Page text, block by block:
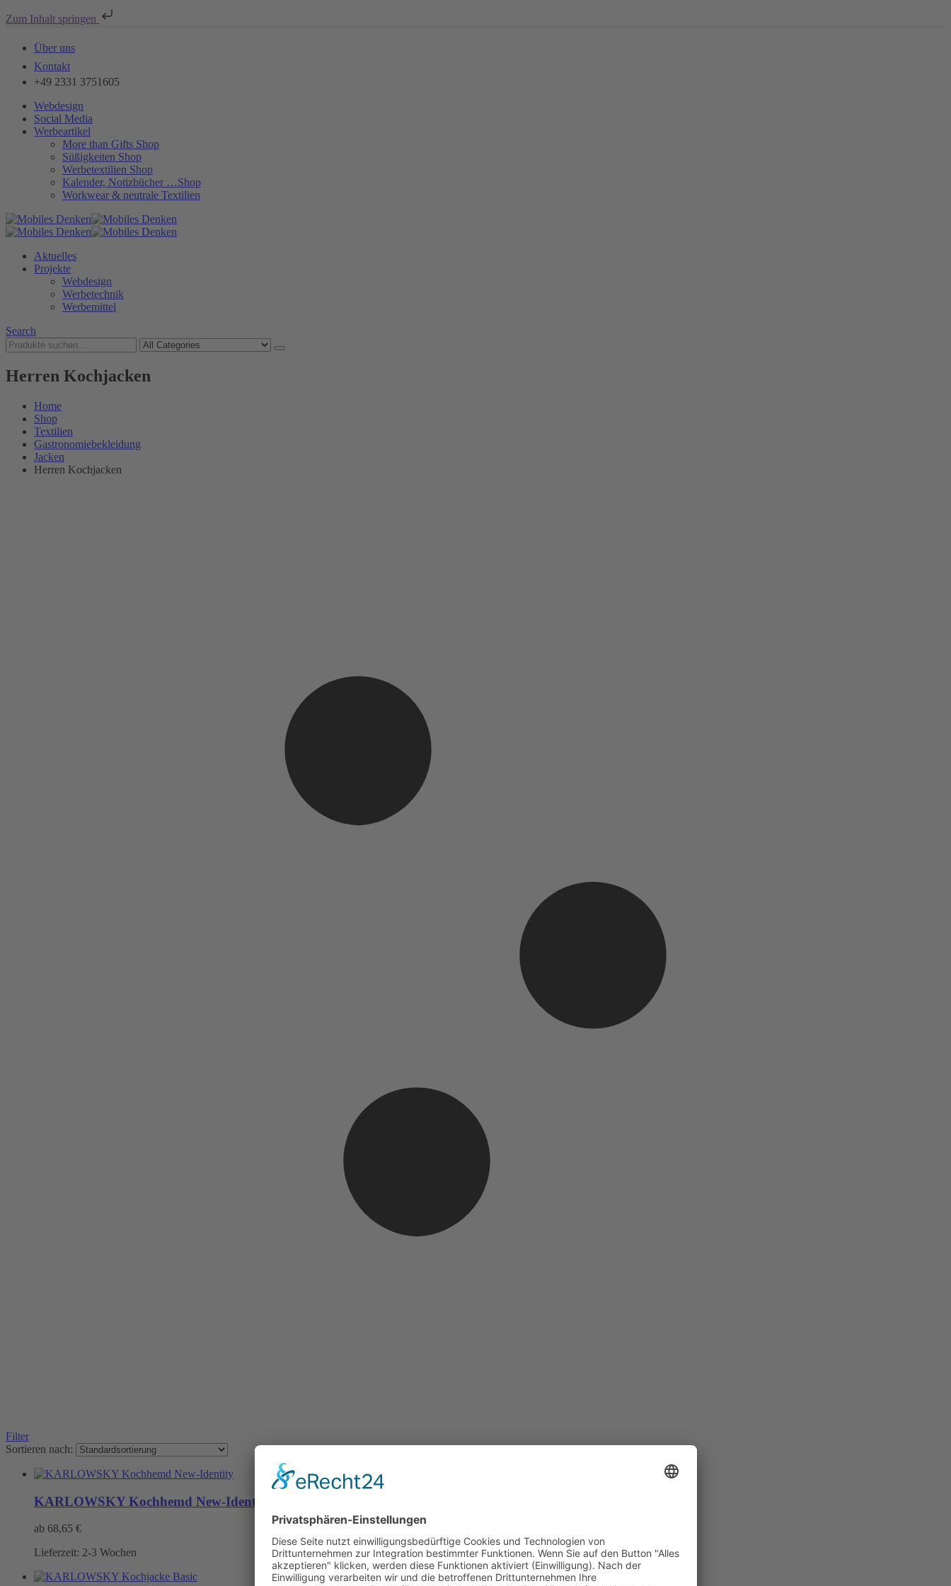
Zum Inhalt springen
Über uns
Kontakt
+49 2331 3751605
Webdesign
Social Media
Werbeartikel
More than Gifts Shop
Süßigkeiten Shop
Werbetextilien Shop
Kalender, Notizbücher …Shop
Workwear & neutrale Textilien
Aktuelles
Projekte
Webdesign
Werbetechnik
Werbemittel
Search
Herren Kochjacken
Home
Shop
Textilien
Gastronomiebekleidung
Jacken
Herren Kochjacken
Filter
Sortieren nach:
KARLOWSKY Kochhemd New-Identity
ab 68,65 €
Lieferzeit: 2-3 Wochen